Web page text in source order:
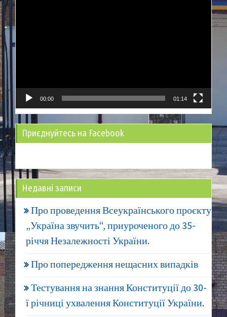
00:00 01:14
Приєднуйтесь на Facebook
Недавні записи
Про проведення Всеукраїнського проєкту
„Україна звучить“, приуроченого до 35-
річчя Незалежності України.
Про попередження нещасних випадків
Тестування на знання Конституції до 30-
ї річниці ухвалення Конституції України.